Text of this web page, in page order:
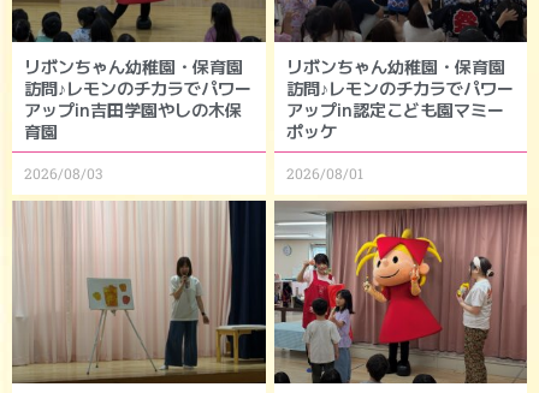
リボンちゃん幼稚園・保育園
訪問♪レモンのチカラでパワー
アップin吉田学園やしの木保
育園
2026/08/03
リボンちゃん幼稚園・保育園
訪問♪レモンのチカラでパワー
アップin認定こども園マミー
ポッケ
2026/08/01